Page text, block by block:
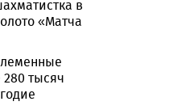
в
«Матча
тысяч